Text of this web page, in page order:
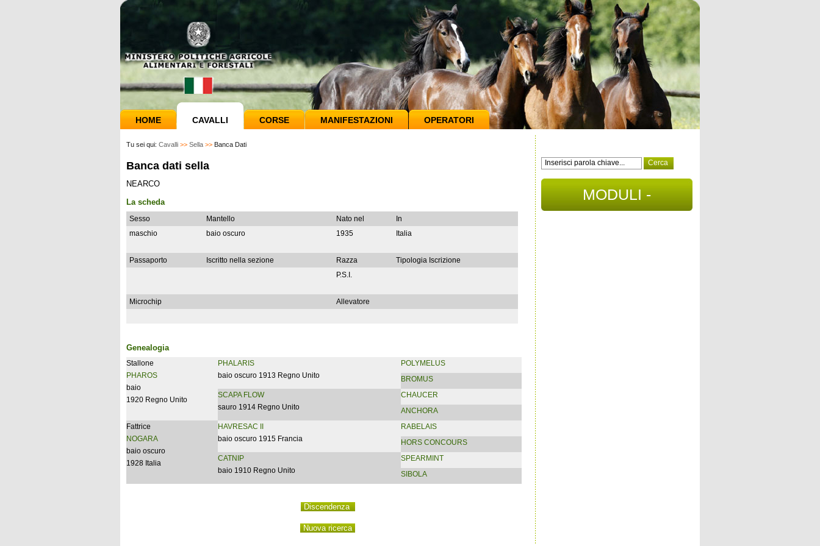
HOME CAVALLI CORSE MANIFESTAZIONI OPERATORI
Tu sei qui: Cavalli >> Sella >> Banca Dati
Banca dati sella
NEARCO
La scheda
Sesso Mantello Nato nel
In
maschio
baio oscuro 1935 Italia
Passaporto Iscritto nella sezione Razza
Tipologia Iscrizione
P.S.I.
Microchip Allevatore
Genealogia
Stallone
PHAROS
baio
1920 Regno Unito
PHALARIS
baio oscuro 1913 Regno Unito
SCAPA FLOW
sauro 1914 Regno Unito
POLYMELUS
BROMUS
CHAUCER
ANCHORA
Fattrice
NOGARA
baio oscuro
1928 Italia
HAVRESAC II
baio oscuro 1915 Francia
CATNIP
baio 1910 Regno Unito
RABELAIS
HORS CONCOURS
SPEARMINT
SIBOLA
MODULI -